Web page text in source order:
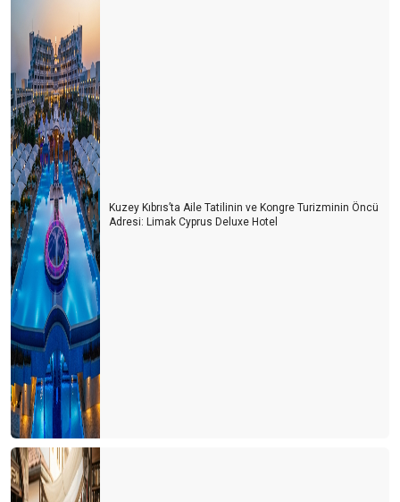
Kuzey Kıbrıs’ta Aile Tatilinin ve Kongre Turizminin Öncü
Adresi: Limak Cyprus Deluxe Hotel